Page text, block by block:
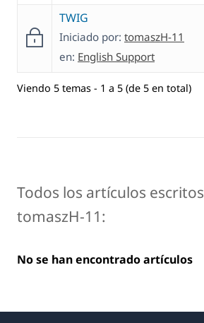
TWIG
Iniciado por: tomaszH-11
en: English Support
Viendo 5 temas - 1 a 5 (de 5 en total)
Todos los artículos
tomaszH-11:
No se han encontrado artículos